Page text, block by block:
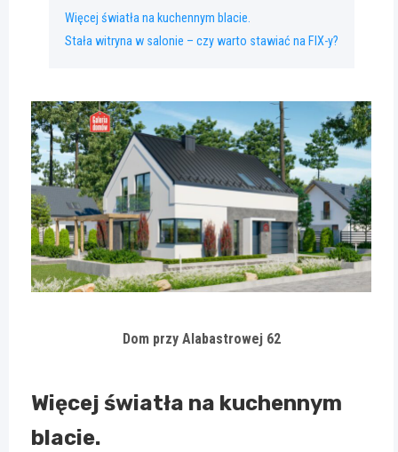
Więcej światła na kuchennym blacie.
Stała witryna w salonie – czy warto stawiać na FIX-y?
Dom przy Alabastrowej 62
Więcej światła na kuchennym
blacie.